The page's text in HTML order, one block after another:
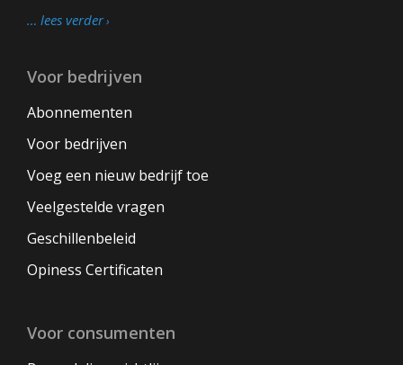
… lees verder
Voor bedrijven
Abonnementen
Voor bedrijven
Voeg een nieuw bedrijf toe
Veelgestelde vragen
Geschillenbeleid
Opiness Certificaten
Voor consumenten